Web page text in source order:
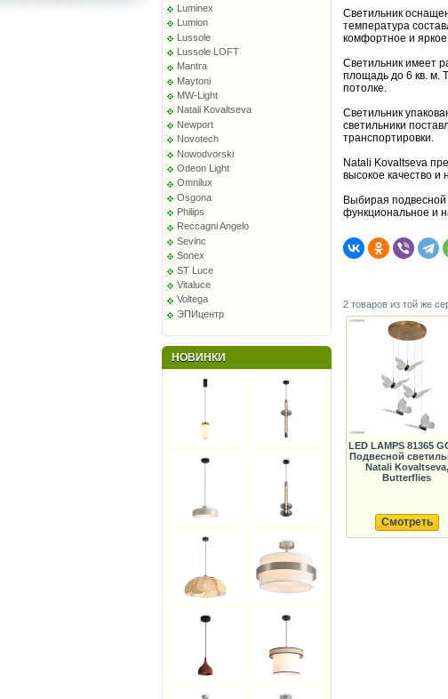
Luminex
Lumion
Lussole
Lussole LOFT
Mantra
Maytoni
MW-Light
Natali Kovaltseva
Newport
Novotech
Nowodvorski
Odeon Light
Omnilux
Osgona
Philips
Reccagni Angelo
Sevinc
Sonex
ST Luce
Vitaluce
Voltega
ЭПИцентр
НОВИНКИ
Светильник
температура
комфортное и
Светильник имеет
площадь до 6 кв. м.
потолке.
Светильник
светильники
транспортировки.
Natali Kovaltseva
высокое качество и
Выбирая подвесной
функциональное и
2 товаров из той же
LED LAMPS 81365
Подвесной
Natali Kovaltseva,
Butterflies
Смотреть